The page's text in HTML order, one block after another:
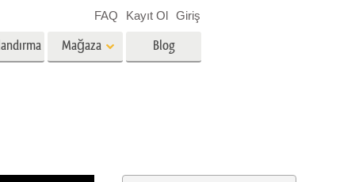
Mağaza Blog
FAQ Kayıt Ol Giriş